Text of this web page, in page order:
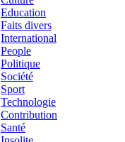
Education
Faits divers
International
People
Politique
Société
Sport
Technologie
Contribution
Santé